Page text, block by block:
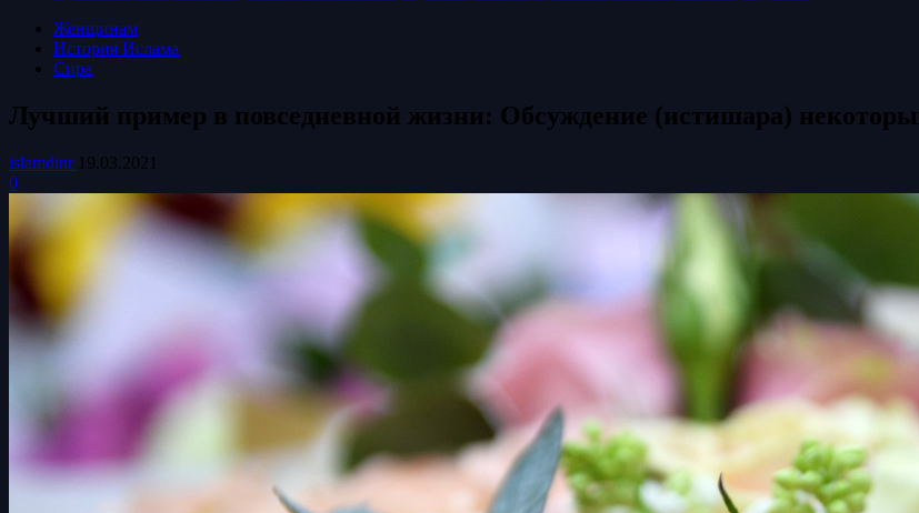
Женщинам
История Ислама
Сира
Лучший пример в повседневной жизни: Обсуждение (истишара)
islamdinr 19.03.2021
0